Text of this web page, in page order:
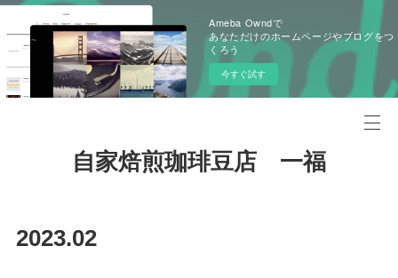
Ameba Owndで
あなただけのホームページやブログをつ
くろう
今すぐ試す
自家焙煎珈琲豆店 一福
2023.02